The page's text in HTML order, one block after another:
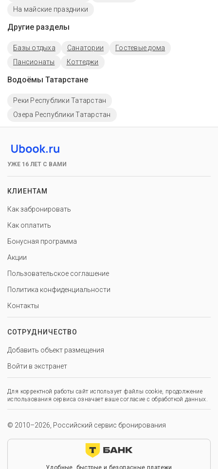
На майские праздники
Другие разделы
Базы отдыха Санатории
Гостевые дома
Пансионаты
Коттеджи
Водоёмы Татарстане
Реки Республики Татарстан
Озера Республики Татарстан
УЖЕ 16 ЛЕТ С ВАМИ
КЛИЕНТАМ
Как забронировать
Как оплатить
Бонусная программа
Акции
Пользовательское соглашение
Политика конфиденциальности
Контакты
СОТРУДНИЧЕСТВО
Добавить объект размещения
Войти в экстранет
Для корректной работы сайт использует файлы cookie, продолжение
использования сервиса означает ваше согласие с обработкой данных.
© 2010–2026, Российский сервис бронирования
Удобные, быстрые и безопасные платежи